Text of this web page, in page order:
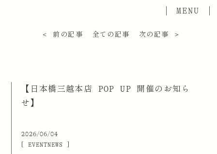
＜ 前の記事 全ての記事 次の記事 ＞
【日本橋三越本店 POP UP 開催のお知ら
せ】
2026/06/04
[ EVENTNEWS ]